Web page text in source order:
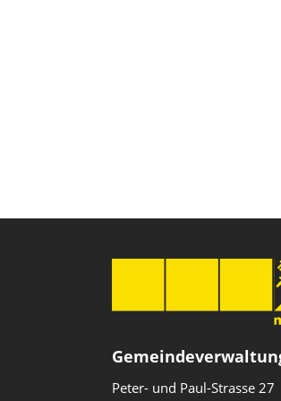
Peter- und Paul-Strasse 27